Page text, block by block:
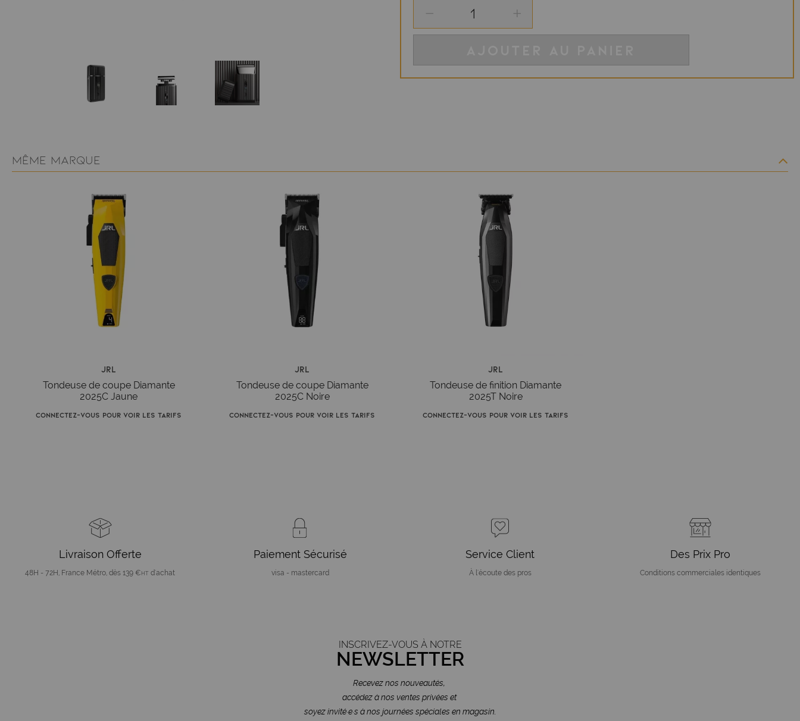
MÊME MARQUE
JRL
Tondeuse de coupe Diamante
2025C Jaune
Connectez-vous pour voir les tarifs
JRL
Tondeuse de coupe Diamante
2025C Noire
Connectez-vous pour voir les tarifs
JRL
Tondeuse de finition Diamante
2025T Noire
Connectez-vous pour voir les tarifs
Livraison Offerte
48H - 72H, France Métro, dès 139 € HT d'achat
Paiement Sécurisé
visa - mastercard
Service Client
À l'écoute des pros
Des Prix Pro
Conditions commerciales identiques
INSCRIVEZ-VOUS À NOTRE
NEWSLETTER
Recevez nos nouveautés,
accédez à nos ventes privées et
soyez invité·e·s à nos journées spéciales en magasin.